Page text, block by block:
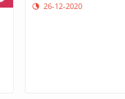
26-12-2020